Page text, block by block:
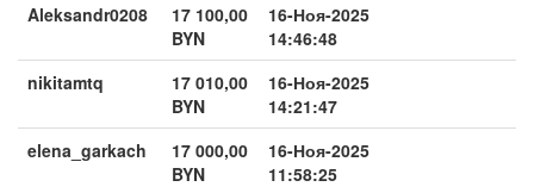
Aleksandr0208
17 100,00
BYN
16-Ноя-2025
14:46:48
nikitamtq
17 010,00
BYN
16-Ноя-2025
14:21:47
elena_garkach
17 000,00
BYN
16-Ноя-2025
11:58:25